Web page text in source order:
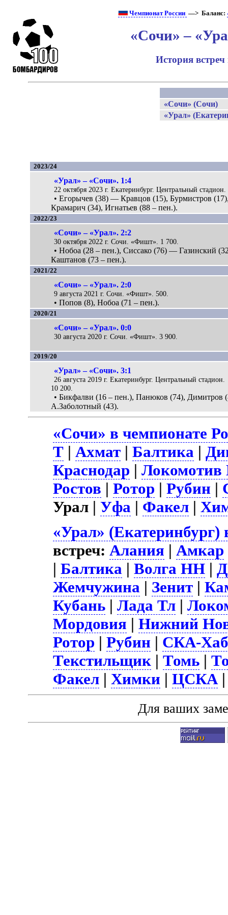
Чемпионат России —> Баланс:
«Сочи» –
История
«Сочи» (Сочи)
«Урал»
2023/24
«Урал» – «Сочи». 1:4
22 октября 2023 г. Екатеринбург. Центральный
• Егорычев (38) — Кравцов (15), Бурмистров
Крамарич (34), Игнатьев (88 – пен.).
2022/23
«Сочи» – «Урал». 2:2
30 октября 2022 г. Сочи. «Фишт». 1 700.
• Нобоа (28 – пен.), Сиссако (76) — Газинский
Каштанов (73 – пен.).
2021/22
«Сочи» – «Урал». 2:0
9 августа 2021 г. Сочи. «Фишт». 500.
• Попов (8), Нобоа (71 – пен.).
2020/21
«Сочи» – «Урал». 0:0
30 августа 2020 г. Сочи. «Фишт». 3 900.
2019/20
«Урал» – «Сочи». 3:1
26 августа 2019 г. Екатеринбург. Центральный стадион.
10 200.
• Бикфалви (16 – пен.), Панюков (74), Димитров
А.Заболотный (43).
«Сочи» в чемпионате
Т |Ахмат |Балтика |
Краснодар |
Ростов |Ротор |Рубин |
Урал |Уфа | Факел |
«Урал» (Екатеринбург)
встреч:Алания |Амкар
|Балтика |Волга НН |
Жемчужина | Зенит |
Кубань |Лада Тл |
Мордовия |Нижний
Ротор |Рубин | СКА-
Текстильщик |Томь |
Факел | Химки |ЦСКА
Для ваших